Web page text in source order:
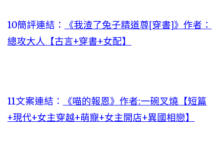
10簡評連結：
《我渣了兔子精道尊[穿書]》作者：
總攻大人【古言+穿書+女配】
11文案連結：
《喵的報恩》作者:一碗叉燒【短篇
+現代+女主穿越+萌寵+女主開店+異國相戀】